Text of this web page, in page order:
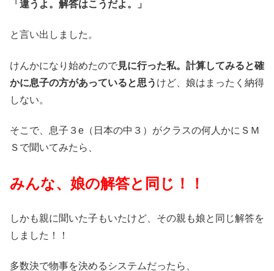
「違うよ。解答はこうだよ。」
と言い出しました。
けんかになり始めたので見に行った私。計算してみると確
かに息子の方があっていると思う けど、娘はまったく納得
しない。
そこで、息子３e（日本の中３）がクラスの何人かにＳＭ
Ｓで聞いてみたら、
みんな、娘の解答と同じ！！
しかも親に聞いた子もいたけど、その親も娘と同じ解答を
しました！！
多数決で物事を決めるシステムだったら、